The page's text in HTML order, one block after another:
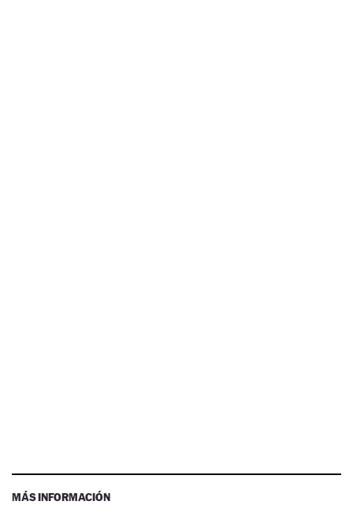
MÁS INFORMACIÓN